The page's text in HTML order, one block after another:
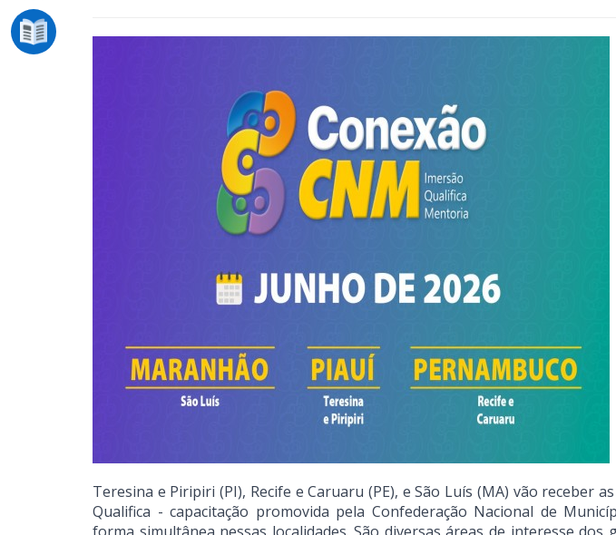
Teresina e Piripiri (PI), Recife e Caruaru (PE), e São Luís (MA) vão receber
Qualifica - capacitação promovida pela Confederação Nacional de